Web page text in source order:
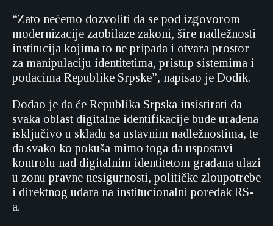
“Zato nećemo dozvoliti da se pod izgovorom
modernizacije zaobilaze zakoni, šire nadležnosti
institucija kojima to ne pripada i otvara prostor
za manipulaciju identitetima, pristup sistemima i
podacima Republike Srpske”, napisao je Dodik.
Dodao je da će Republika Srpska insistirati da
svaka oblast digitalne identifikacije bude urađena
isključivo u skladu sa ustavnim nadležnostima, te
da svako ko pokuša mimo toga da uspostavi
kontrolu nad digitalnim identitetom građana ulazi
u zonu pravne nesigurnosti, političke zloupotrebe
i direktnog udara na institucionalni poredak RS-
a.